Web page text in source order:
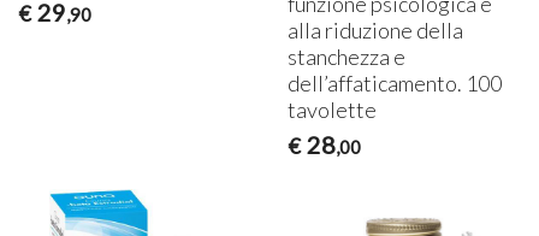
€ 29,90
alla riduzione della
stanchezza e
dell’affaticamento. 100
tavolette
€ 28,00